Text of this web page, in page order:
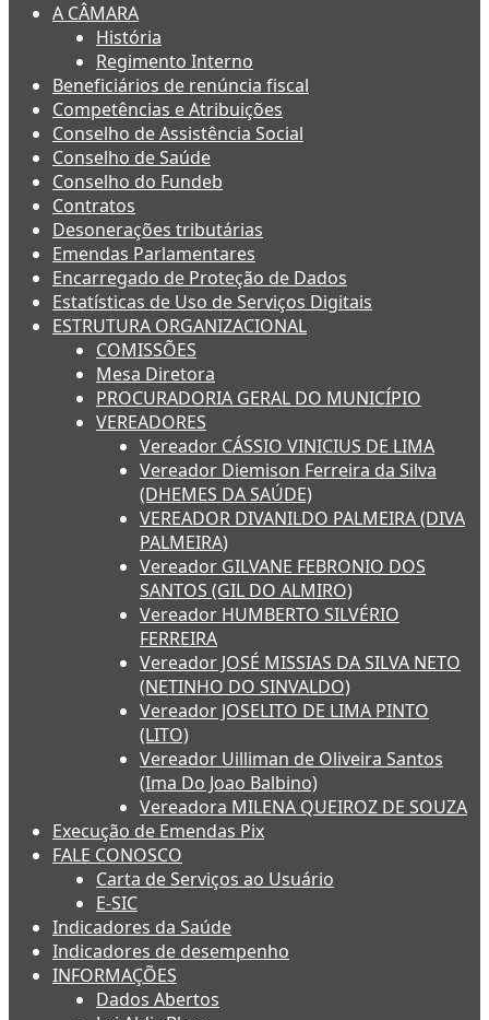
A CÂMARA
História
Regimento Interno
Beneficiários de renúncia fiscal
Competências e Atribuições
Conselho de Assistência Social
Conselho de Saúde
Conselho do Fundeb
Contratos
Desonerações tributárias
Emendas Parlamentares
Encarregado de Proteção de Dados
Estatísticas de Uso de Serviços Digitais
ESTRUTURA ORGANIZACIONAL
COMISSÕES
Mesa Diretora
PROCURADORIA GERAL DO MUNICÍPIO
VEREADORES
Vereador CÁSSIO VINICIUS DE LIMA
Vereador Diemison Ferreira da Silva
(DHEMES DA SAÚDE)
VEREADOR DIVANILDO PALMEIRA (DIVA
PALMEIRA)
Vereador GILVANE FEBRONIO DOS
SANTOS (GIL DO ALMIRO)
Vereador HUMBERTO SILVÉRIO
FERREIRA
Vereador JOSÉ MISSIAS DA SILVA NETO
(NETINHO DO SINVALDO)
Vereador JOSELITO DE LIMA PINTO
(LITO)
Vereador Uilliman de Oliveira Santos
(Ima Do Joao Balbino)
Vereadora MILENA QUEIROZ DE SOUZA
Execução de Emendas Pix
FALE CONOSCO
Carta de Serviços ao Usuário
E-SIC
Indicadores da Saúde
Indicadores de desempenho
INFORMAÇÕES
Dados Abertos